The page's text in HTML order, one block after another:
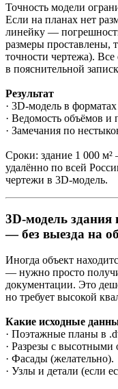
Точность модели
Если на планах нет
линейку —
размеры проставлены,
точности чертежа).
в пояснительной
Результат
· 3D-модель в
· Ведомость объёмов и
· Замечания по
Сроки: здание 1 000
удалённо по всей
чертежи в 3D-модель.
3D-модель
— без выезда на
Иногда объект
— нужно просто
документации. Это
но требует высокой
Какие исходные
· Поэтажные планы в
· Разрезы с высотными
· Фасады (желательно).
· Узлы и детали (если